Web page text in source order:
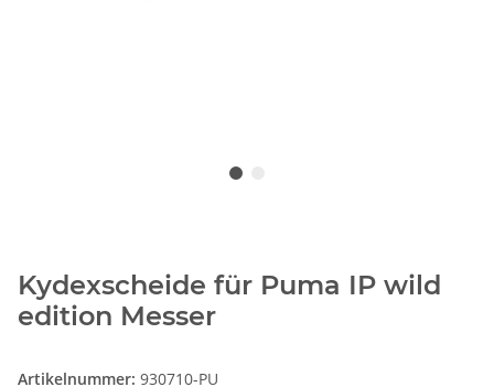
Kydexscheide für Puma IP wild
edition Messer
Artikelnummer: 930710-PU